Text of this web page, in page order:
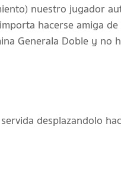
nuestro jugador
hacerse amiga
Generala Doble y no
desplazandolo